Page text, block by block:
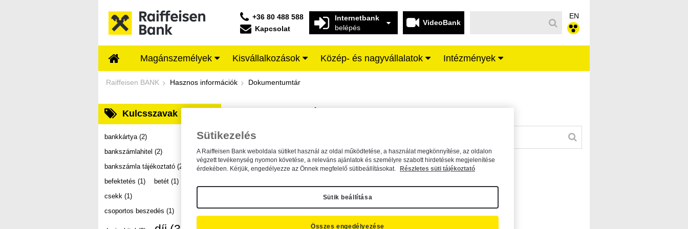
+36 80 488 588
Kapcsolat
Internetbank
belépés
VideoBank
EN
Magánszemélyek Kisvállalkozások Közép- és nagyvállalatok Intézmények
Dokumentumtár - Raiffeisen BANK
Raiffeisen BANK Hasznos információk Dokumentumtár
Kulcsszavak
bankkártya (2)
bankszámlahitel (2)
bankszámla tájékoztató (2)
befektetés (1) betét (1)
csekk (1)
csoportos beszedés (1)
A dokumentum kereséséhez kérjük, írja be a keresőszót a mezőbe.
Sütikezelés
A Raiffeisen Bank weboldala sütiket használ az oldal működtetése, a használat megkönnyítése, az oldalon
végzett tevékenység nyomon követése, a releváns ajánlatok és személyre szabott hirdetések megjelenítése
érdekében. Kérjük, engedélyezze az Önnek megfelelő sütibeállításokat.
Részletes süti tájékoztató
Sütik beállítása
Összes engedélyezése